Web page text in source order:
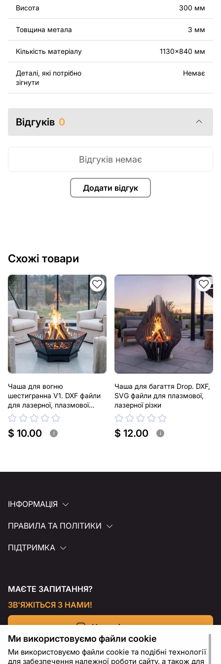
оригінальних або відредагованих файлів заборонені.
За додаткову плату ми можемо додати будь-який
текст, зображення, логотип вашої компанії або
зробити інші зміни в дизайні виробу. Якщо вам
потрібно, щоб ми виконали індивідуальне креслення
виробу з металу для вас, будь ласка, зв'яжіться з
нами.
завжди готові допомогти.
Висота 300 мм
Товщина метала 3 мм
Кількість матеріалу 1130x840 мм
Деталі, які потрібно
зігнути
Немає
Відгуків 0
Додати відгук
Відгуків немає
Схожі товари
Чаша для вогню
шестигранна V1. DXF файли
для лазерної, плазмової
різки
$ 10.00 i
Чаша для багаття Drop. DXF,
SVG файли для плазмової,
лазерної різки
$ 12.00 i
ІНФОРМАЦІЯ
ПРАВИЛА ТА ПОЛІТИКИ
ПІДТРИМКА
МАЄТЕ ЗАПИТАННЯ?
ЗВ'ЯЖІТЬСЯ З НАМИ!
Напишіть нам
Ми використовуємо файли cookie
Ми використовуємо файли cookie та подібні технології
для забезпечення належної роботи сайту, а також для